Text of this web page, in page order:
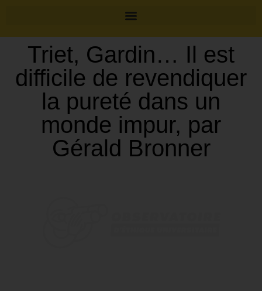
Triet, Gardin… Il est
difficile de revendiquer
la pureté dans un
monde impur, par
Gérald Bronner